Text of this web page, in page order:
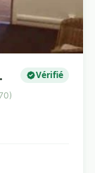
Vérifié